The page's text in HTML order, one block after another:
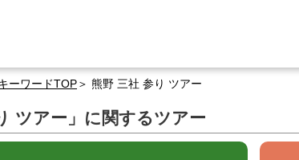
ーワードTOP 熊野 三社 参り ツアー
ツアー」に関するツアー